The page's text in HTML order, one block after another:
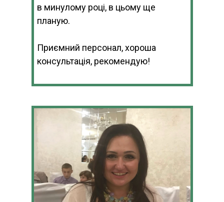
в минулому році, в цьому ще
планую.
Приємний персонал, хороша
консультація, рекомендую!